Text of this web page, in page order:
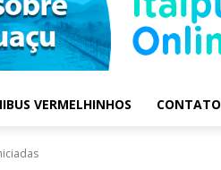
VERMELHINHOS CONTATO